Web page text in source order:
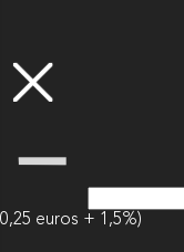
0,25 euros + 1,5%)